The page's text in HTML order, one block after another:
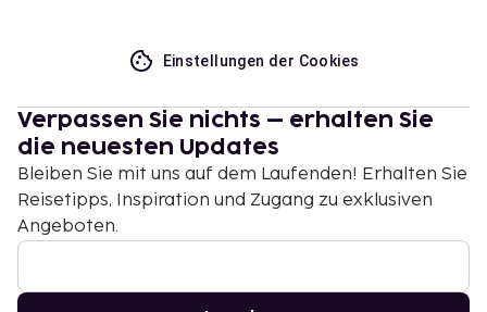
Einstellungen der Cookies
Verpassen Sie nichts – erhalten Sie
die neuesten Updates
Bleiben Sie mit uns auf dem Laufenden! Erhalten Sie
Reisetipps, Inspiration und Zugang zu exklusiven
Angeboten.